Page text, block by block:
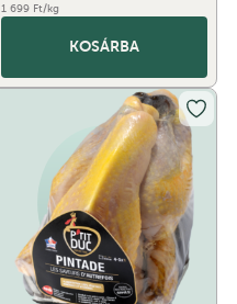
1 699 Ft/kg
KOSÁRBA